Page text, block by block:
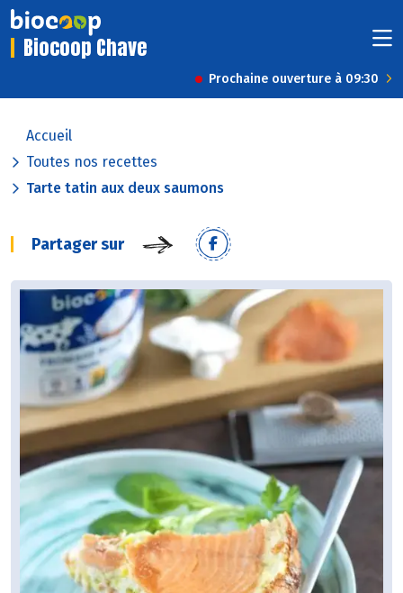
Biocoop Chave
Prochaine ouverture à 09:30
Accueil
Toutes nos recettes
Tarte tatin aux deux saumons
Partager sur